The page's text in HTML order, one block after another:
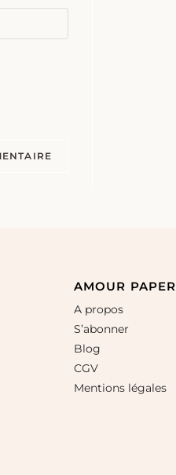
AMOUR PAPER
A propos
S’abonner
Blog
CGV
Mentions légales